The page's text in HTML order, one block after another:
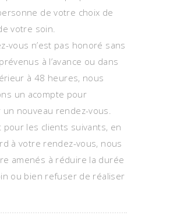
de votre choix de
votre soin.
vous n’est pas honoré sans
à l’avance ou dans
à 48 heures, nous
un acompte pour
nouveau rendez-vous.
pour les clients suivants, en
à votre rendez-vous, nous
amenés à réduire la durée
ou bien refuser de réaliser